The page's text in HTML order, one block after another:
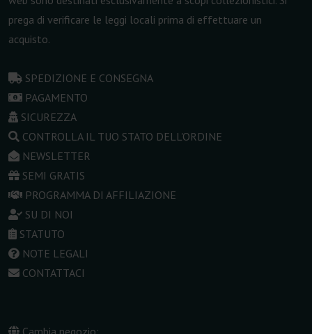
prega di verificare le leggi locali prima di effettuare un
acquisto.
SPEDIZIONE E CONSEGNA
PAGAMENTO
SICUREZZA
CONTROLLA IL TUO STATO DELL'ORDINE
NEWSLETTER
SEMI GRATIS
PROGRAMMA DI AFFILIAZIONE
SU DI NOI
STATUTO
NOTE LEGALI
CONTATTACI